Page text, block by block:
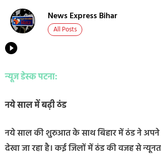
News Express Bihar
All Posts
न्यूज डेस्क पटना:
नये साल में बढ़ी ठंड
नये साल की शुरुआत के साथ बिहार में ठंड ने अपने
देखा जा रहा है। कई जिलों में ठंड की वजह से